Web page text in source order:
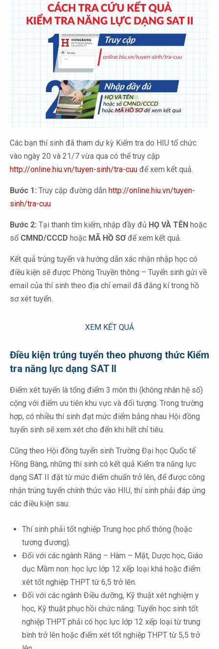
Các bạn thí sinh đã tham dự kỳ Kiểm tra do HIU tổ chức
vào ngày 20 và 21/7 vừa qua có thể truy cập
http://online.hiu.vn/tuyen-sinh/tra-cuu để xem kết quả.
Bước 1: Truy cập đường dẫn http://online.hiu.vn/tuyen-
sinh/tra-cuu
Bước 2: Tại thanh tìm kiếm, nhập đầy đủ HỌ VÀ TÊN hoặc
số CMND/CCCD hoặc MÃ HỒ SƠđể xem kết quả.
Kết quả trúng tuyển và hướng dẫn xác nhận nhập học có
điều kiện sẽ được Phòng Truyền thông – Tuyển sinh gửi về
email của thí sinh theo địa chỉ email đã đăng kí trong hồ
sơ xét tuyển.
XEM KẾT QUẢ
Điều kiện trúng tuyển theo phương thức Kiểm
tra năng lực dạng SAT II
Điểm xét tuyển là tổng điểm 3 môn thi (không nhân hệ số)
cộng với điểm ưu tiên khu vực và đối tượng. Trong trường
hợp, có nhiều thí sinh đạt mức điểm bằng nhau Hội đồng
tuyển sinh sẽ xem xét cho đến khi hết chỉ tiêu.
Cũng theo Hội đồng tuyển sinh Trường Đại học Quốc tế
Hồng Bàng, những thí sinh có kết quả Kiểm tra năng lực
dạng SAT II đặt từ mức điểm chuẩn trở lên, để được công
nhận trúng tuyển chính thức vào HIU, thí sinh phải đáp ứng
các điều kiện sau:
Thí sinh phải tốt nghiệp Trung học phổ thông (hoặc
tương đương).
Đối với các ngành Răng – Hàm – Mặt, Dược học, Giáo
dục Mầm non: học lực lớp 12 xếp loại khá hoặc điểm
xét tốt nghiệp THPT từ 6,5 trở lên.
Đối với các ngành Điều dưỡng, Kỹ thuật xét nghiệm y
học, Kỹ thuật phục hồi chức năng: Tuyển học sinh tốt
nghiệp THPT phải có học lực lớp 12 xếp loại từ trung
bình trở lên hoặc điểm xét tốt nghiệp THPT từ 5,5 trở